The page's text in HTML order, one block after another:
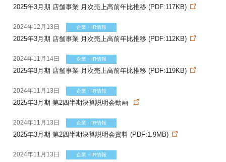
2025年3月期 店舗事業 月次売上高前年比推移 (PDF:117KB)
2024年12月13日 企業・IR情報
2025年3月期 店舗事業 月次売上高前年比推移 (PDF:112KB)
2024年11月14日 企業・IR情報
2025年3月期 店舗事業 月次売上高前年比推移 (PDF:119KB)
2024年11月13日 企業・IR情報
2025年3月期 第2四半期決算説明会動画
2024年11月13日 企業・IR情報
2025年3月期 第2四半期決算説明会資料 (PDF:1.9MB)
2024年11月13日 企業・IR情報